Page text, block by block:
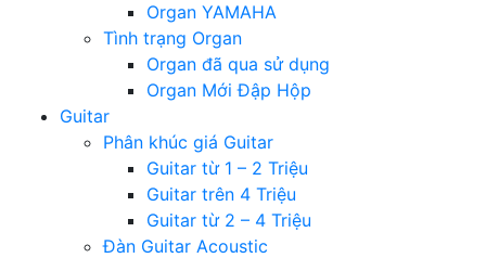
Organ YAMAHA
Tình trạng Organ
Organ đã qua sử dụng
Organ Mới Đập Hộp
Guitar
Phân khúc giá Guitar
Guitar từ 1 – 2 Triệu
Guitar trên 4 Triệu
Guitar từ 2 – 4 Triệu
Đàn Guitar Acoustic